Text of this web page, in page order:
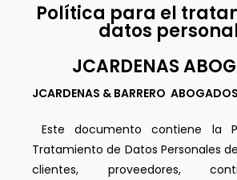
Áreas
Equipo
Política para el
datos
JCARDENAS
JCARDENAS & BARRERO ABOGADOS
Este documento contiene la
Tratamiento de Datos Personales
clientes, proveedores,